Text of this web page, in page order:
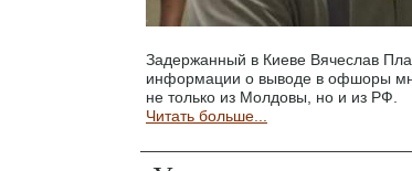
Задержанный в Киеве Вячеслав
информации о выводе в офшоры
не только из Молдовы, но и из РФ.
Читать больше...